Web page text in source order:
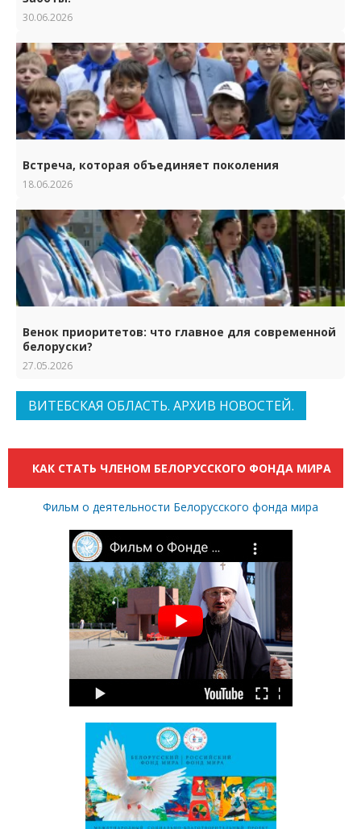
30.06.2026
Встреча, которая объединяет поколения
18.06.2026
Венок приоритетов: что главное для современной
белоруски?
27.05.2026
ВИТЕБСКАЯ ОБЛАСТЬ. АРХИВ НОВОСТЕЙ.
КАК СТАТЬ ЧЛЕНОМ БЕЛОРУССКОГО ФОНДА МИРА
Фильм о деятельности Белорусского фонда мира